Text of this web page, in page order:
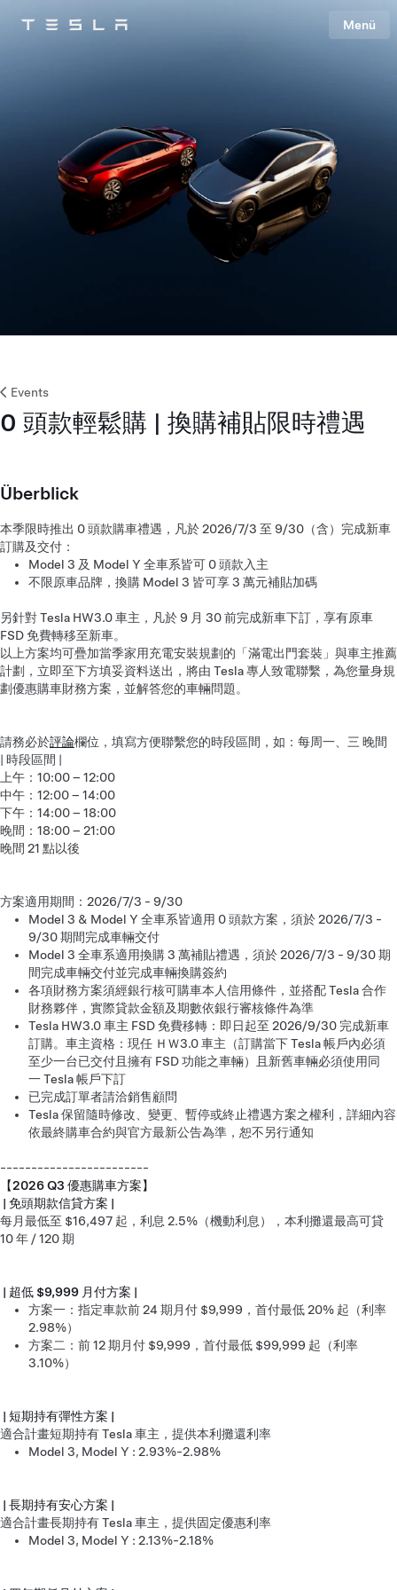
Tesla Menü
Events
0 頭款輕鬆購 | 換購補貼限時禮遇
Überblick
本季限時推出 0 頭款購車禮遇，凡於 2026/7/3 至 9/30（含）完成新車
訂購及交付：
Model 3 及 Model Y 全車系皆可 0 頭款入主
不限原車品牌，換購 Model 3 皆可享 3 萬元補貼加碼
另針對 Tesla HW3.0 車主，凡於 9 月 30 前完成新車下訂，享有原車
FSD 免費轉移至新車。
以上方案均可疊加當季家用充電安裝規劃的「滿電出門套裝」與車主推薦
計劃，立即至下方填妥資料送出，將由 Tesla 專人致電聯繫，為您量身規
劃優惠購車財務方案，並解答您的車輛問題。
請務必於評論欄位，填寫方便聯繫您的時段區間，如：每周一、三 晚間
| 時段區間 |
上午：10:00 – 12:00
中午：12:00 – 14:00
下午：14:00 – 18:00
晚間：18:00 – 21:00
晚間 21 點以後
方案適用期間：2026/7/3 - 9/30
Model 3 & Model Y 全車系皆適用 0 頭款方案，須於 2026/7/3 -
9/30 期間完成車輛交付
Model 3 全車系適用換購 3 萬補貼禮遇，須於 2026/7/3 - 9/30 期
間完成車輛交付並完成車輛換購簽約
各項財務方案須經銀行核可購車本人信用條件，並搭配 Tesla 合作
財務夥伴，實際貸款金額及期數依銀行審核條件為準
Tesla HW3.0 車主 FSD 免費移轉：即日起至 2026/9/30 完成新車
訂購。車主資格：現任 ＨＷ3.0 車主（訂購當下 Tesla 帳戶內必須
至少一台已交付且擁有 FSD 功能之車輛）且新舊車輛必須使用同
一 Tesla 帳戶下訂
已完成訂單者請洽銷售顧問
Tesla 保留隨時修改、變更、暫停或終止禮遇方案之權利，詳細內容
依最終購車合約與官方最新公告為準，恕不另行通知
------------------------
【2026 Q3 優惠購車方案】
| 免頭期款信貸方案 |
每月最低至 $16,497 起，利息 2.5%（機動利息），本利攤還最高可貸
10 年 / 120 期
| 超低 $9,999 月付方案 |
方案一：指定車款前 24 期月付 $9,999，首付最低 20% 起（利率
2.98%）
方案二：前 12 期月付 $9,999，首付最低 $99,999 起（利率
3.10%）
| 短期持有彈性方案 |
適合計畫短期持有 Tesla 車主，提供本利攤還利率
Model 3, Model Y : 2.93%-2.98%
| 長期持有安心方案 |
適合計畫長期持有 Tesla 車主，提供固定優惠利率
Model 3, Model Y : 2.13%-2.18%